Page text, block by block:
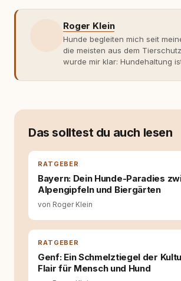
Roger Klein
Hunde begleiten mich seit
die meisten aus dem
wurde mir klar: Hundehaltung
Fachwissen. Der Wendepunkt
moderner Hundeerziehung
entsteht echte Bindung dort,
Wissen ersetzt – nicht
Entwicklung entstand
Wissens- und Serviceportal für
Hundehalter:innen in
und der Schweiz. Meine
Tierschutz beginnt mit Wissen.
Hund versteht, trifft bessere
für ein Zusammenleben, das
Das solltest du auch lesen
RATGEBER
Bayern: Dein Hunde-Paradies
Alpengipfeln und Biergärten
von Roger Klein
RATGEBER
Genf: Ein Schmelztiegel der
Flair für Mensch und Hund